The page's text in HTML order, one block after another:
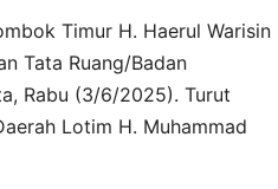
Timur H. Haerul Warisin
Tata Ruang/Badan
Rabu (3/6/2025). Turut
Lotim H. Muhammad